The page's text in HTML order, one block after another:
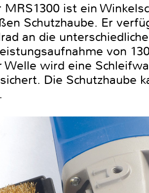
ist ein
Schutzhaube. Er
an die
von
wird eine
Die Schutzhaube